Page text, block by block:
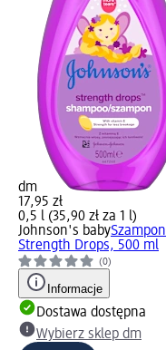
dm
17,95 zł
0,5 l (35,90 zł za 1 l)
Johnson's babySzampon
Strength Drops, 500 ml
(0)
Informacje
Dostawa dostępna
Wybierz sklep dm